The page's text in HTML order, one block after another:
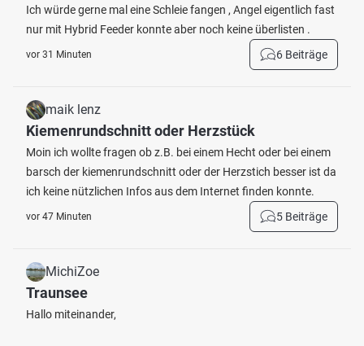
Ich würde gerne mal eine Schleie fangen , Angel eigentlich fast
nur mit Hybrid Feeder konnte aber noch keine überlisten .
vor 31 Minuten 6 Beiträge
maik lenz
Kiemenrundschnitt oder Herzstück
Moin ich wollte fragen ob z.B. bei einem Hecht oder bei einem
barsch der kiemenrundschnitt oder der Herzstich besser ist da
ich keine nützlichen Infos aus dem Internet finden konnte.
vor 47 Minuten 5 Beiträge
MichiZoe
Traunsee
Hallo miteinander,